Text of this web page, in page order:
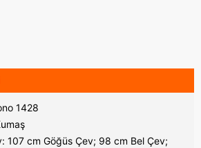
1428
107 cm Göğüs Çev; 98 cm Bel Çev;